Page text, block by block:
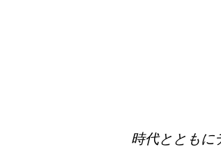
時代とともに